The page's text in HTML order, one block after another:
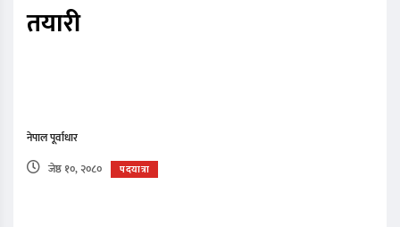
तयारी
नेपाल पूर्वाधार
जेष्ठ १०, २०८०
पदयात्रा